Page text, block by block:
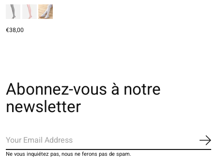
€38,00
Abonnez-vous à notre
newsletter
Ne vous inquiétez pas, nous ne ferons pas de spam.